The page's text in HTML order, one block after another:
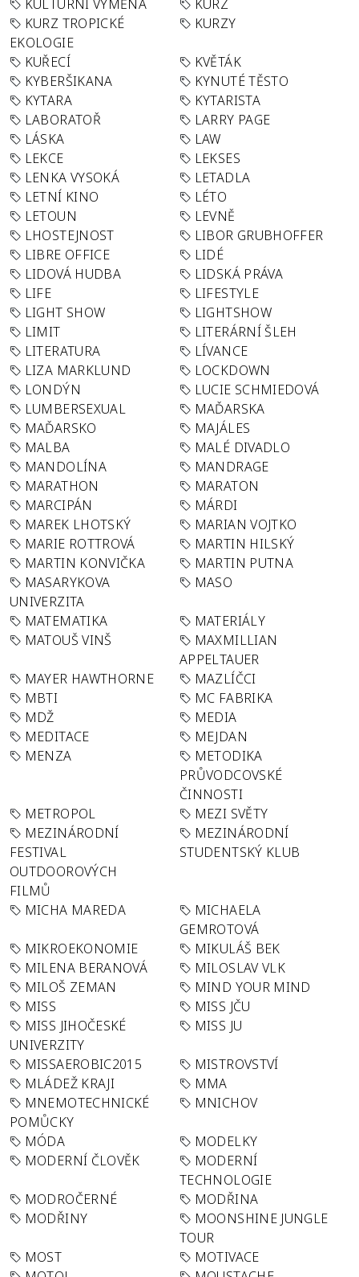
KULTURNÍ VÝMĚNA
KURZ
KURZ TROPICKÉ
EKOLOGIE
KURZY
KUŘECÍ
KVĚTÁK
KYBERŠIKANA
KYNUTÉ TĚSTO
KYTARA
KYTARISTA
LABORATOŘ
LARRY PAGE
LÁSKA
LAW
LEKCE
LEKSES
LENKA VYSOKÁ
LETADLA
LETNÍ KINO
LÉTO
LETOUN
LEVNĚ
LHOSTEJNOST
LIBOR GRUBHOFFER
LIBRE OFFICE
LIDÉ
LIDOVÁ HUDBA
LIDSKÁ PRÁVA
LIFE
LIFESTYLE
LIGHT SHOW
LIGHTSHOW
LIMIT
LITERÁRNÍ ŠLEH
LITERATURA
LÍVANCE
LIZA MARKLUND
LOCKDOWN
LONDÝN
LUCIE SCHMIEDOVÁ
LUMBERSEXUAL
MAĎARSKA
MAĎARSKO
MAJÁLES
MALBA
MALÉ DIVADLO
MANDOLÍNA
MANDRAGE
MARATHON
MARATON
MARCIPÁN
MÁRDI
MAREK LHOTSKÝ
MARIAN VOJTKO
MARIE ROTTROVÁ
MARTIN HILSKÝ
MARTIN KONVIČKA
MARTIN PUTNA
MASARYKOVA
UNIVERZITA
MASO
MATEMATIKA
MATERIÁLY
MATOUŠ VINŠ
MAXMILLIAN
APPELTAUER
MAYER HAWTHORNE
MAZLÍČCI
MBTI
MC FABRIKA
MDŽ
MEDIA
MEDITACE
MEJDAN
MENZA
METODIKA
PRŮVODCOVSKÉ
ČINNOSTI
METROPOL
MEZI SVĚTY
MEZINÁRODNÍ
FESTIVAL
OUTDOOROVÝCH
FILMŮ
MEZINÁRODNÍ
STUDENTSKÝ KLUB
MICHA MAREDA
MICHAELA
GEMROTOVÁ
MIKROEKONOMIE
MIKULÁŠ BEK
MILENA BERANOVÁ
MILOSLAV VLK
MILOŠ ZEMAN
MIND YOUR MIND
MISS
MISS JČU
MISS JIHOČESKÉ
UNIVERZITY
MISS JU
MISSAEROBIC2015
MISTROVSTVÍ
MLÁDEŽ KRAJI
MMA
MNEMOTECHNICKÉ
POMŮCKY
MNICHOV
MÓDA
MODELKY
MODERNÍ ČLOVĚK
MODERNÍ
TECHNOLOGIE
MODROČERNÉ
MODŘINA
MODŘINY
MOONSHINE JUNGLE
TOUR
MOST
MOTIVACE